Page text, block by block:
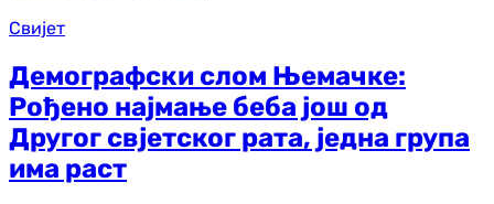
Свијет
Демографски слом Њемачке:
Рођено најмање беба још од
Другог свјетског рата, једна група
има раст